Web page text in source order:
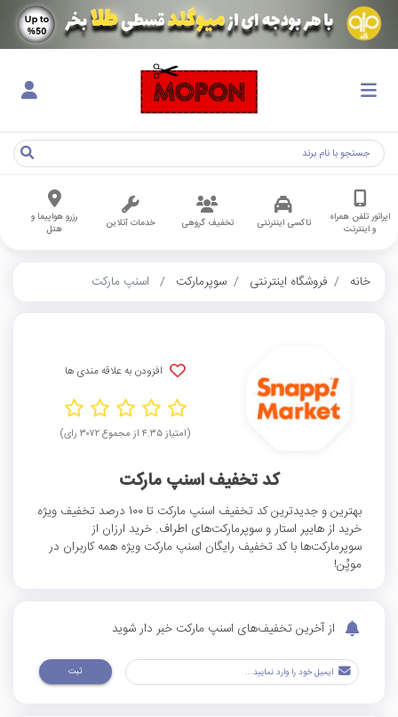
اپراتور تلفن همراه
و اینترنت
تاکسی اینترنتی تخفیف گروهی خدمات آنلاین
رزرو هواپیما و
هتل
خانه فروشگاه اینترنتی سوپرمارکت اسنپ مارکت
افزودن به علاقه مندی ها
(امتیاز ۴.۳۵ از مجموع ۳۰۷۲ رای)
کد تخفیف اسنپ مارکت
بهترین و جدیدترین کد تخفیف اسنپ مارکت تا 100 درصد تخفیف ویژه
خرید از هایپر استار و سوپرمارکت‌های اطراف. خرید ارزان از
سوپرمارکت‌ها با کد تخفیف رایگان اسنپ مارکت ویژه همه کاربران در
موپُن!
از آخرین تخفیف‌های اسنپ مارکت خبر دار شوید
ثبت